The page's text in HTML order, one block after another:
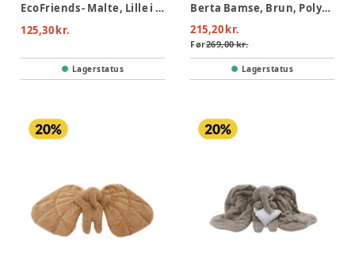
EcoFriends - Malte, Lille i grå
125,30 kr.
Lagerstatus
Berta Bamse, Brun, Polyester
215,20 kr.
Før269,00 kr.
Lagerstatus